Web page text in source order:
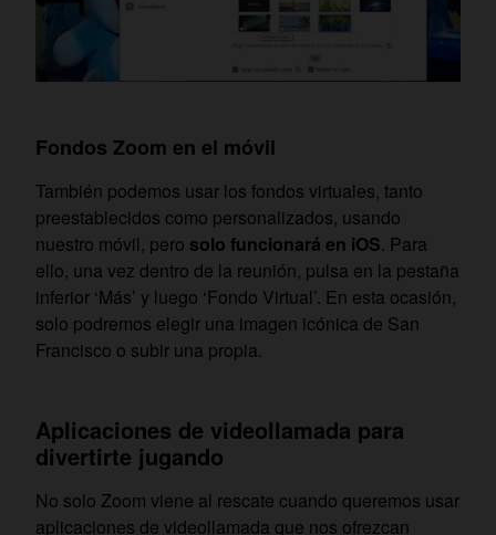
Fondos Zoom en el móvil
También podemos usar los fondos virtuales, tanto
preestablecidos como personalizados, usando
nuestro móvil, pero solo funcionará en iOS. Para
ello, una vez dentro de la reunión, pulsa en la pestaña
inferior ‘Más’ y luego ‘Fondo Virtual’. En esta ocasión,
solo podremos elegir una imagen icónica de San
Francisco o subir una propia.
Aplicaciones de videollamada para
divertirte jugando
No solo Zoom viene al rescate cuando queremos usar
aplicaciones de videollamada que nos ofrezcan